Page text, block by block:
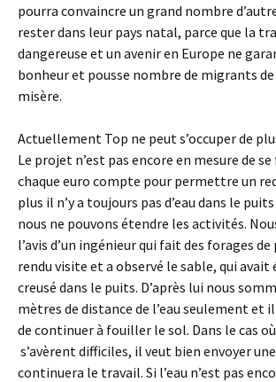
pourra convaincre un grand nombre
rester dans leur pays natal, parce que la
dangereuse et un avenir en Europe ne
bonheur et pousse nombre de migrants de
misère.
Actuellement Top ne peut s’occuper de
Le projet n’est pas encore en mesure de
chaque euro compte pour permettre un
plus il n’y a toujours pas d’eau dans le
nous ne pouvons étendre les activités.
l’avis d’un ingénieur qui fait des forages
rendu visite et a observé le sable, qui
creusé dans le puits. D’après lui nous
mètres de distance de l’eau seulement et
de continuer à fouiller le sol. Dans le cas
s’avèrent difficiles, il veut bien envoyer
continuera le travail. Si l’eau n’est pas